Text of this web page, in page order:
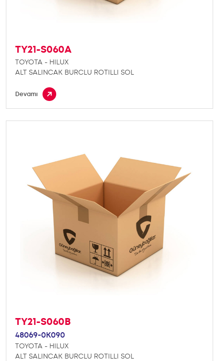
TY21-S060A
TOYOTA - HILUX
ALT SALINCAK BURCLU ROTILLI SOL
Devamı
TY21-S060B
48069-0K090
TOYOTA - HILUX
ALT SALINCAK BURCLU ROTILLI SOL